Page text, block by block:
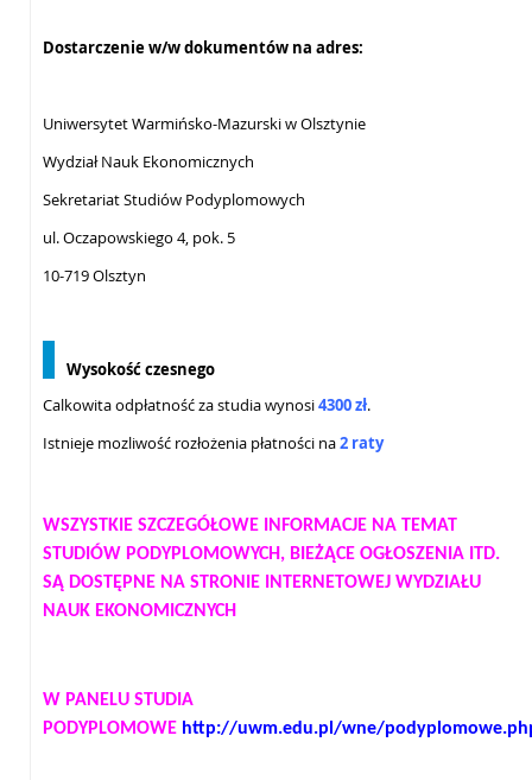
Dostarczenie w/w dokumentów na adres:
Uniwersytet Warmińsko-Mazurski w Olsztynie
Wydział Nauk Ekonomicznych
Sekretariat Studiów Podyplomowych
ul. Oczapowskiego 4, pok. 5
10-719 Olsztyn
Wysokość czesnego
Calkowita odpłatność za studia wynosi4300 zł.
Istnieje mozliwość rozłożenia płatności na2 raty
WSZYSTKIE SZCZEGÓŁOWE INFORMACJE NA TEMAT
STUDIÓW PODYPLOMOWYCH, BIEŻĄCE OGŁOSZENIA ITD.
SĄ DOSTĘPNE NA STRONIE INTERNETOWEJ WYDZIAŁU
NAUK EKONOMICZNYCH
W PANELU STUDIA
PODYPLOMOWE http://uwm.edu.pl/wne/